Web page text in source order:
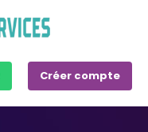
Créer compte